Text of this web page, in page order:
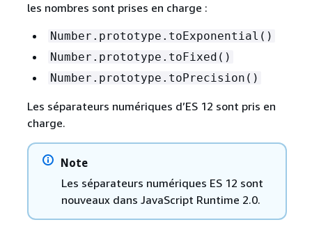
les nombres sont prises en charge :
Number.prototype.toExponential()
Number.prototype.toFixed()
Number.prototype.toPrecision()
Les séparateurs numériques d’ES 12 sont pris en
charge.
Note
Les séparateurs numériques ES 12 sont
nouveaux dans JavaScript Runtime 2.0.